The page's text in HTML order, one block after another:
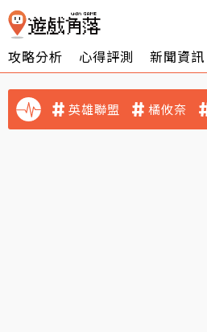
攻略分析 心得評測 新聞資訊
英雄聯盟 橘攸奈